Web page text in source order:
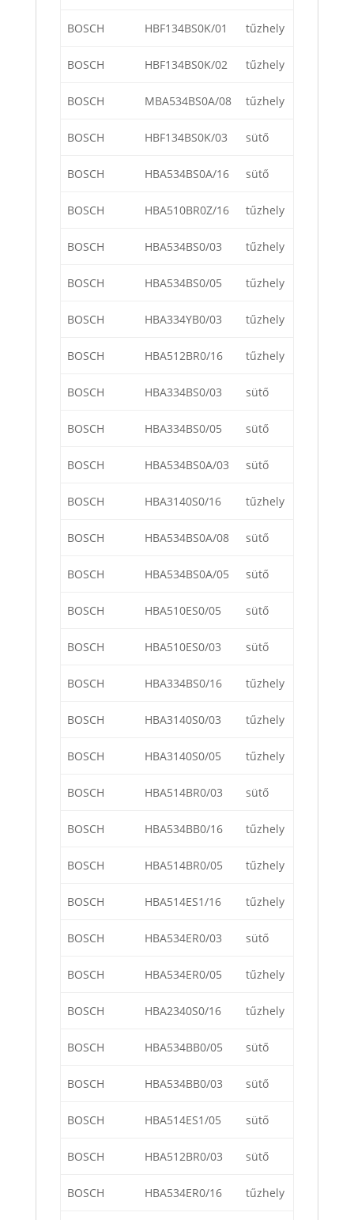
BOSCH HBF134BS0K/01 tűzhely
BOSCH HBF134BS0K/02 tűzhely
BOSCH MBA534BS0A/08 tűzhely
BOSCH HBF134BS0K/03 sütő
BOSCH HBA534BS0A/16 sütő
BOSCH HBA510BR0Z/16 tűzhely
BOSCH HBA534BS0/03 tűzhely
BOSCH HBA534BS0/05 tűzhely
BOSCH HBA334YB0/03 tűzhely
BOSCH HBA512BR0/16 tűzhely
BOSCH HBA334BS0/03 sütő
BOSCH HBA334BS0/05 sütő
BOSCH HBA534BS0A/03 sütő
BOSCH HBA3140S0/16 tűzhely
BOSCH HBA534BS0A/08 sütő
BOSCH HBA534BS0A/05 sütő
BOSCH HBA510ES0/05 sütő
BOSCH HBA510ES0/03 sütő
BOSCH HBA334BS0/16 tűzhely
BOSCH HBA3140S0/03 tűzhely
BOSCH HBA3140S0/05 tűzhely
BOSCH HBA514BR0/03 sütő
BOSCH HBA534BB0/16 tűzhely
BOSCH HBA514BR0/05 tűzhely
BOSCH HBA514ES1/16 tűzhely
BOSCH HBA534ER0/03 sütő
BOSCH HBA534ER0/05 tűzhely
BOSCH HBA2340S0/16 tűzhely
BOSCH HBA534BB0/05 sütő
BOSCH HBA534BB0/03 sütő
BOSCH HBA514ES1/05 sütő
BOSCH HBA512BR0/03 sütő
BOSCH HBA534ER0/16 tűzhely